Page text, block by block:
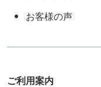
お客様の声
ご利用案内